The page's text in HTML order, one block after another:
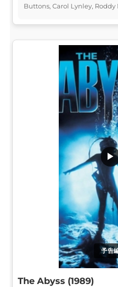
Buttons, Carol Lynley,
予告
▶
The Abyss (1989)